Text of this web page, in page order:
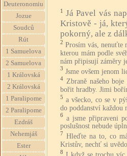
Deuteronomiu
Jozue
Soudců
Rút
1 Samuelova
2 Samuelova
1 Královská
2 Královská
1 Paralipome
2 Paralipome
Ezdráš
Nehemjáš
Ester
1
Já Pavel vás
Kristově - já,
pokorný, ale z
2 Prosím vás, nenuťte
kterou mám podle
nám připisují záměry
3 Jsme ovšem jenom
4 Zbraně našeho
bořit hradby. Jimi
5 a všecko, co se v
do poddanství každou
6 a jsme připraveni
poslušnost nebude
7 Hleďte na to, co
Kristův, nechť si
8